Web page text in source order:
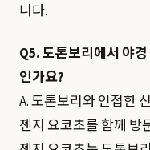
니다.
Q5. 도톤보리에서 야
인가요?
A. 도톤보리와 인접한
젠지 요코초를 함께 방